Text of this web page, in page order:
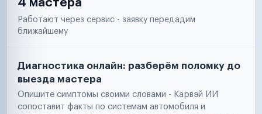
4 мастера
Работают через сервис - заявку передадим
ближайшему
Диагностика онлайн: разберём поломку до
выезда мастера
Опишите симптомы своими словами - Карвэй ИИ
сопоставит факты по системам автомобиля и